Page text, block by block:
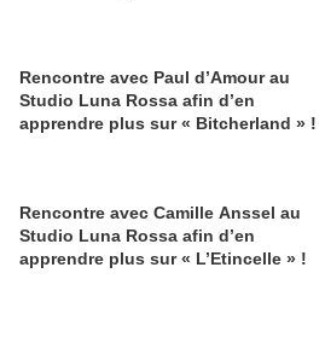
Rencontre avec Paul d’Amour au
Studio Luna Rossa afin d’en
apprendre plus sur « Bitcherland » !
Rencontre avec Camille Anssel au
Studio Luna Rossa afin d’en
apprendre plus sur « L’Etincelle » !